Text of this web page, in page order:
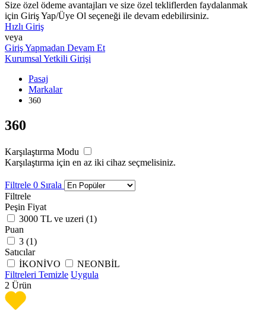
Size özel ödeme avantajları ve size özel tekliflerden faydalanmak
için Giriş Yap/Üye Ol seçeneği ile devam edebilirsiniz.
Hızlı Giriş
veya
Giriş Yapmadan Devam Et
Kurumsal Yetkili Girişi
Pasaj
Markalar
360
360
Karşılaştırma Modu
Karşılaştırma için en az iki cihaz seçmelisiniz.
Filtrele 0 Sırala
Filtrele
Peşin Fiyat
3000 TL ve uzeri (1)
Puan
3 (1)
Satıcılar
İKONİVO
NEONBİL
Filtreleri Temizle Uygula
2 Ürün